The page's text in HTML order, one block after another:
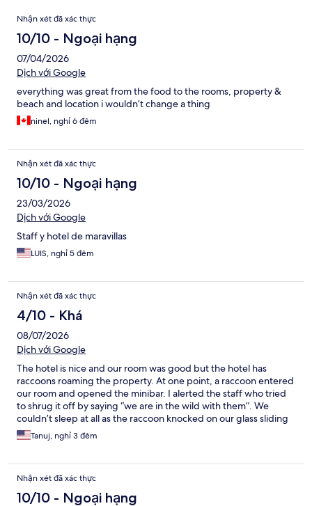
Nhận
xét
Nhận xét đã xác thực
10/10 - Ngoại hạng
07/04/2026
Dịch với Google
everything was great from the food to the rooms, property &
beach and location i wouldn’t change a thing
ninel, nghỉ 6 đêm
Nhận xét đã xác thực
10/10 - Ngoại hạng
23/03/2026
Dịch với Google
Staff y hotel de maravillas
LUIS, nghỉ 5 đêm
Nhận xét đã xác thực
4/10 - Khá
08/07/2026
Dịch với Google
The hotel is nice and our room was good but the hotel has
raccoons roaming the property. At one point, a raccoon entered
our room and opened the minibar. I alerted the staff who tried
to shrug it off by saying “we are in the wild with them”. We
couldn’t sleep at all as the raccoon knocked on our glass sliding
door a few times during the nigbt to see if it could slide it open
or we left it unlocked … Terrifying.
Tanuj, nghỉ 3 đêm
Nhận xét đã xác thực
10/10 - Ngoại hạng